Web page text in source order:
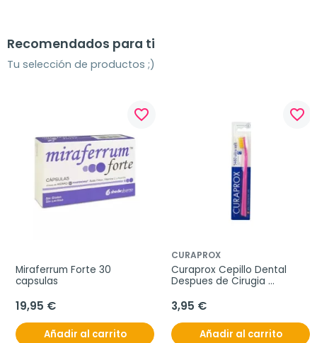
Recomendados para ti
Tu selección de productos ;)
favorite_border
Miraferrum Forte 30
capsulas
19,95 €
Añadir al carrito
favorite_border
CURAPROX
Curaprox Cepillo Dental
Despues de Cirugia
3,95 €
Añadir al carrito